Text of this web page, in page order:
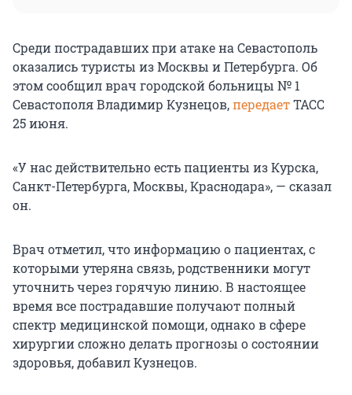
Среди пострадавших при атаке на Севастополь
оказались туристы из Москвы и Петербурга. Об
этом сообщил врач городской больницы № 1
Севастополя Владимир Кузнецов,передаетТАСС
25 июня.
«У нас действительно есть пациенты из Курска,
Санкт-Петербурга, Москвы, Краснодара», — сказал
он.
Врач отметил, что информацию о пациентах, с
которыми утеряна связь, родственники могут
уточнить через горячую линию. В настоящее
время все пострадавшие получают полный
спектр медицинской помощи, однако в сфере
хирургии сложно делать прогнозы о состоянии
здоровья, добавил Кузнецов.